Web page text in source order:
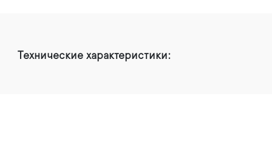
Технические характеристики: